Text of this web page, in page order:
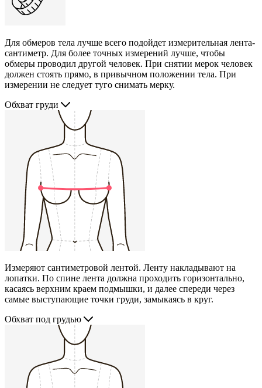
Для обмеров тела лучше всего подойдет измерительная лента-
сантиметр. Для более точных измерений лучше, чтобы
обмеры проводил другой человек. При снятии мерок человек
должен стоять прямо, в привычном положении тела. При
измерении не следует туго снимать мерку.
Обхват груди
Измеряют сантиметровой лентой. Ленту накладывают на
лопатки. По спине лента должна проходить горизонтально,
касаясь верхним краем подмышки, и далее спереди через
самые выступающие точки груди, замыкаясь в круг.
Обхват под грудью